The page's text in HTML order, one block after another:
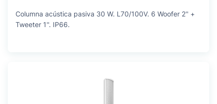
Columna acústica pasiva 30 W. L70/100V. 6 Woofer 2'' +
Tweeter 1''. IP66.